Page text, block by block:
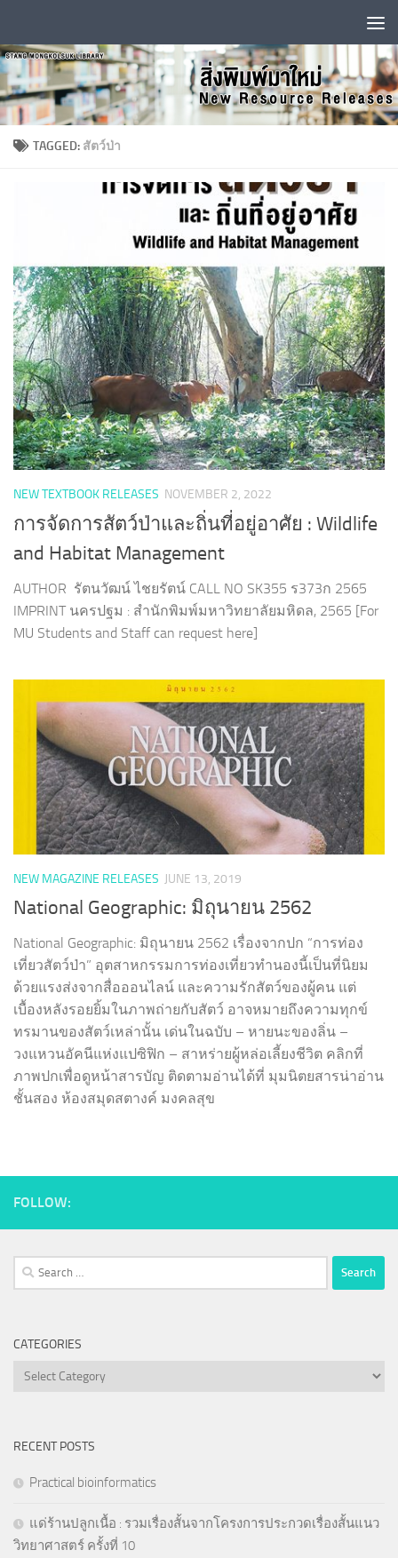
TAGGED: สัตว์ป่า
NEW TEXTBOOK RELEASES NOVEMBER 2, 2022
การจัดการสัตว์ป่าและถิ่นที่อยู่อาศัย : Wildlife
and Habitat Management
AUTHOR รัตนวัฒน์ ไชยรัตน์ CALL NO SK355 ร373ก 2565
IMPRINT นครปฐม : สำนักพิมพ์มหาวิทยาลัยมหิดล, 2565 [For
MU Students and Staff can request here]
NEW MAGAZINE RELEASES JUNE 13, 2019
National Geographic: มิถุนายน 2562
National Geographic: มิถุนายน 2562 เรื่องจากปก “การท่อง
เที่ยวสัตว์ป่า” อุตสาหกรรมการท่องเที่ยวทำนองนี้เป็นที่นิยม
ด้วยแรงส่งจากสื่อออนไลน์ และความรักสัตว์ของผู้คน แต่
เบื้องหลังรอยยิ้มในภาพถ่ายกับสัตว์ อาจหมายถึงความทุกข์
ทรมานของสัตว์เหล่านั้น เด่นในฉบับ – หายนะของลิ่น –
วงแหวนอัคนีแห่งแปซิฟิก – สาหร่ายผู้หล่อเลี้ยงชีวิต คลิกที่
ภาพปกเพื่อดูหน้าสารบัญ ติดตามอ่านได้ที่ มุมนิตยสารน่าอ่าน
ชั้นสอง ห้องสมุดสตางค์ มงคลสุข
FOLLOW:
Search
for:
CATEGORIES
Categories
RECENT POSTS
Practical bioinformatics
แด่ร้านปลูกเนื้อ : รวมเรื่องสั้นจากโครงการประกวดเรื่องสั้นแนว
วิทยาศาสตร์ ครั้งที่ 10